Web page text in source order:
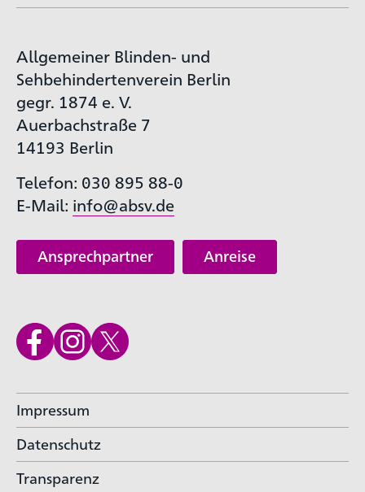
Allgemeiner Blinden- und
Sehbehindertenverein Berlin
gegr. 1874 e. V.
Auerbachstraße 7
14193 Berlin
Telefon: 030 895 88-0
E-Mail: info@absv.de
Ansprechpartner Anreise
Impressum
Datenschutz
Transparenz